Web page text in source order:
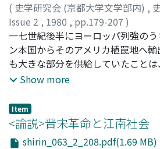
( 史学研究会 (京都大学文学部内) ,
Issue 2 , 1980 , pp.179-207 )
服部, 春彦;Hattori, Haruhiko;ハッ
一七世紀後半にヨーロッパ列強の
ン本国からそのアメリカ植罠地へ
も大きな部分を供給していたことは
このスペイン＝アメリカ貿易に占め
世紀のフランス＝スペイン本国間の
スペイン本国＝アメリカ間貿易の動
果、つぎの事実を確認することが
Show more
Item
<論説>晋宋革命と江南社会
shirin_063_2_208.pdf(1.69 MB)